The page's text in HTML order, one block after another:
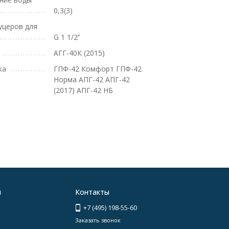
0,3(3)
для
G 1 1/2’’
АГГ-40К (2015)
ГПФ-42 Комфорт ГПФ-42
Норма АПГ-42 АПГ-42
(2017) АПГ-42 НБ
Контакты
+7 (495) 198-55-60
Заказать звонок